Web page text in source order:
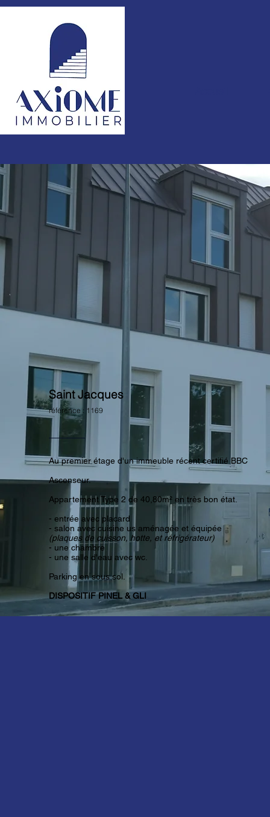
Saint Jacques
référence : 1169
Au premier étage d'un immeuble récent certifié BBC
Ascenseur.
Appartement Type 2 de 40,80m² en très bon état.
- entrée avec placard
- salon avec cuisine us aménagée et équipée
(plaques de cuisson, hotte, et réfrigérateur)
- une chambre
- une salle d'eau avec wc.
Parking en sous sol.
DISPOSITIF PINEL & GLI